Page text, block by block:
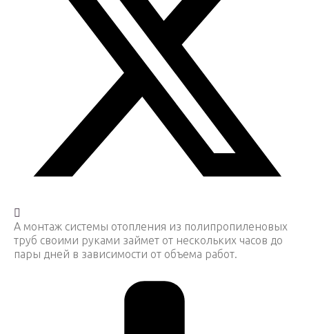
А монтаж системы отопления из полипропиленовых
труб своими руками займет от нескольких часов до
пары дней в зависимости от объема работ.